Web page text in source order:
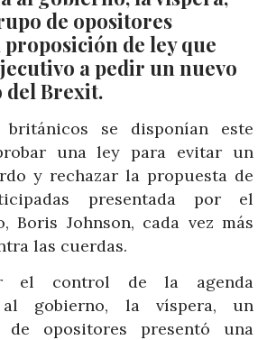
de opositores
de ley que
a pedir un nuevo
del Brexit.
se disponían este
una ley para evitar un
y rechazar la propuesta de
presentada por el
Boris Johnson, cada vez más
las cuerdas.
el control de la agenda
al gobierno, la víspera, un
opositores presentó una